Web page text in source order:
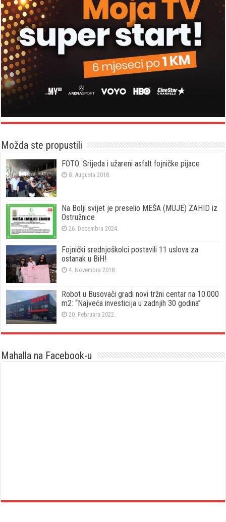
Možda ste propustili
FOTO: Srijeda i užareni asfalt fojničke pijace
8. Augusta 2018.
Na Bolji svijet je preselio MEŠA (MUJE) ZAHID iz
Ostružnice
26. Decembra 2024.
Fojnički srednjoškolci postavili 11 uslova za
ostanak u BiH!
4. Novembra 2018.
Robot u Busovači gradi novi tržni centar na 10.000
m2: “Najveća investicija u zadnjih 30 godina”
20. Februara 2022.
Mahalla na Facebook-u